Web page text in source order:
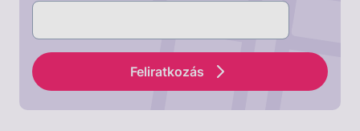
Feliratkozás